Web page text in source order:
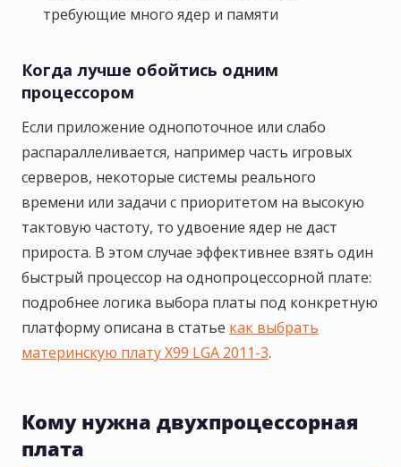
требующие много ядер и памяти
Когда лучше обойтись одним
процессором
Если приложение однопоточное или слабо
распараллеливается, например часть игровых
серверов, некоторые системы реального
времени или задачи с приоритетом на высокую
тактовую частоту, то удвоение ядер не даст
прироста. В этом случае эффективнее взять один
быстрый процессор на однопроцессорной плате:
подробнее логика выбора платы под конкретную
платформу описана в статье как выбрать
материнскую плату X99 LGA 2011-3.
Кому нужна двухпроцессорная
плата